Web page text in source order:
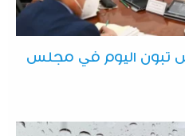
تبون اليوم في مجلس